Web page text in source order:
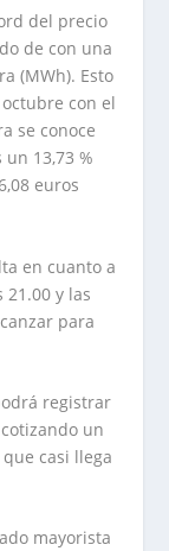
del precio
de con una
(MWh). Esto
con el
se conoce
13,73 %
euros
en cuanto a
y las
para
registrar
un
casi llega
mayorista